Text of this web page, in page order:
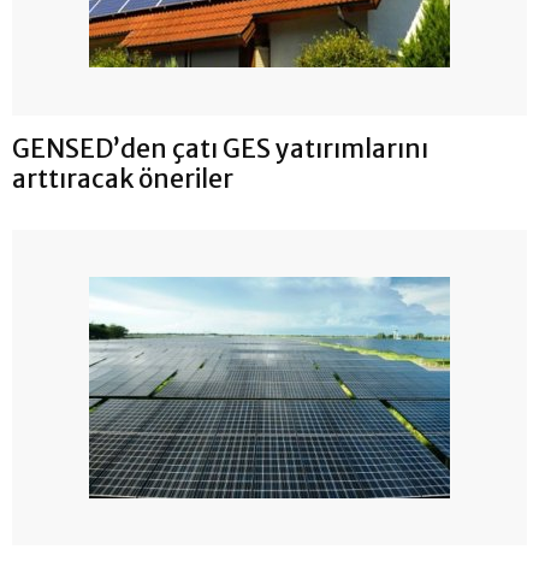
GENSED’den çatı GES yatırımlarını
arttıracak öneriler